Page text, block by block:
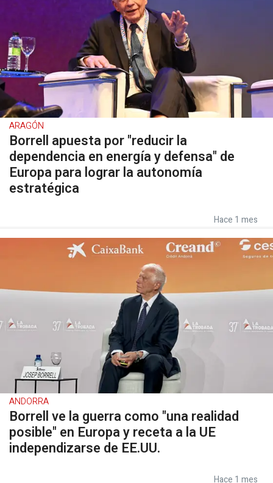
ARAGÓN
Borrell apuesta por "reducir la
dependencia en energía y defensa" de
Europa para lograr la autonomía
estratégica
Hace 1 mes
ANDORRA
Borrell ve la guerra como "una realidad
posible" en Europa y receta a la UE
independizarse de EE.UU.
Hace 1 mes